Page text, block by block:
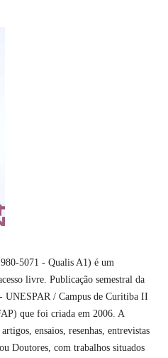
5071 - Qualis A1) é um
livre. Publicação semestral da
UNESPAR / Campus de Curitiba II
que foi criada em 2006. A
ensaios, resenhas, entrevistas
Doutores, com trabalhos situados